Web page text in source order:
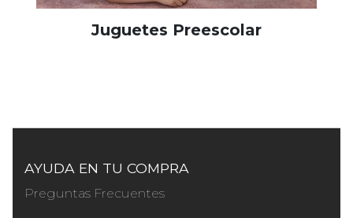
Juguetes Preescolar
AYUDA EN TU COMPRA
Preguntas Frecuentes